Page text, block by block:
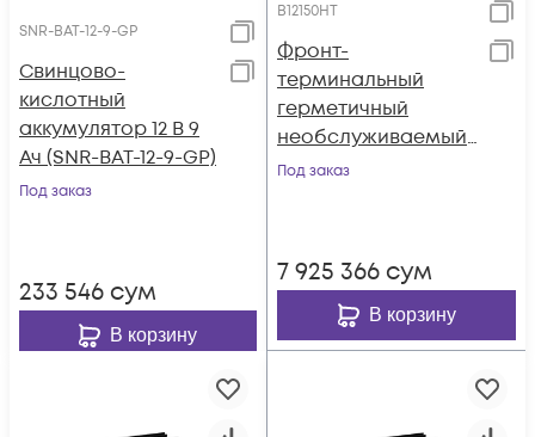
SNR-BAT-12-9-GP
Свинцово-
кислотный
аккумулятор 12 В 9
Ач (SNR-BAT-12-9-GP)
Под заказ
233 546 сум
В корзину
B12150HT
Фронт-
терминальный
герметичный
необслуживаемый
аккумулятор Tesla
Под заказ
7 925 366 сум
В корзину